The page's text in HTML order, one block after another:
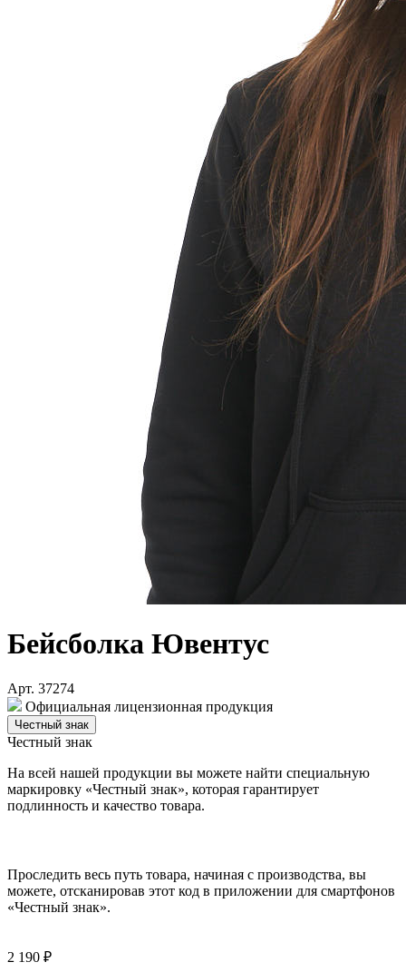
Бейсболка Ювентус
Арт. 37274
Официальная лицензионная продукция
Честный знак
Честный знак
На всей нашей продукции вы можете найти специальную
маркировку «Честный знак», которая гарантирует
подлинность и качество товара.
Проследить весь путь товара, начиная с производства, вы
можете, отсканировав этот код в приложении для смартфонов
«Честный знак».
2 190 ₽